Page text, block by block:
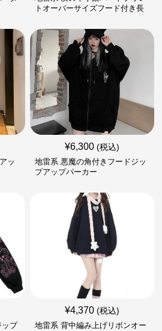
トオーバーサイズフード付き長
ッ
¥6,300 (税込)
地雷系 悪魔の角付きフードジッ
プアップパーカー
ップ
¥4,370 (税込)
地雷系 背中編み上げリボンオー